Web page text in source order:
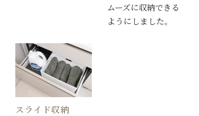
ムーズに収納できる
ようにしました。
スライド収納